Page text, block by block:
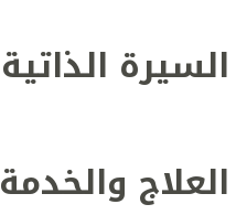
السيرة الذاتية
العلاج والخدمة